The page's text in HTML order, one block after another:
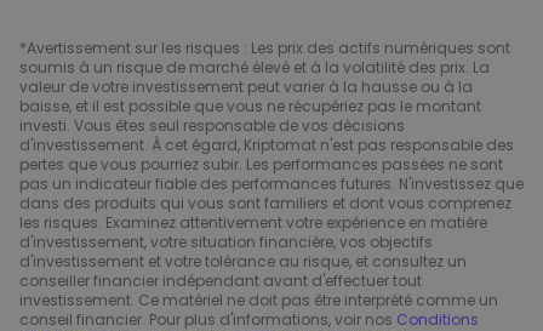
*Avertissement sur les risques : Les prix des actifs numériques sont
soumis à un risque de marché élevé et à la volatilité des prix. La
valeur de votre investissement peut varier à la hausse ou à la
baisse, et il est possible que vous ne récupériez pas le montant
investi. Vous êtes seul responsable de vos décisions
d'investissement. À cet égard, Kriptomat n'est pas responsable des
pertes que vous pourriez subir. Les performances passées ne sont
pas un indicateur fiable des performances futures. N'investissez que
dans des produits qui vous sont familiers et dont vous comprenez
les risques. Examinez attentivement votre expérience en matière
d'investissement, votre situation financière, vos objectifs
d'investissement et votre tolérance au risque, et consultez un
conseiller financier indépendant avant d'effectuer tout
investissement. Ce matériel ne doit pas être interprété comme un
conseil financier. Pour plus d'informations, voir nos Conditions